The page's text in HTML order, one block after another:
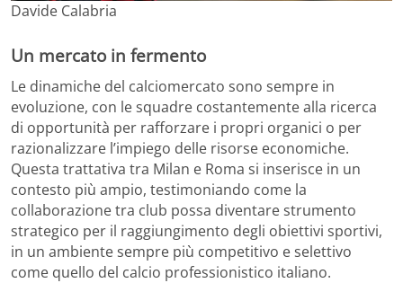
Davide Calabria
Un mercato in fermento
Le dinamiche del calciomercato sono sempre in
evoluzione, con le squadre costantemente alla ricerca
di opportunità per rafforzare i propri organici o per
razionalizzare l’impiego delle risorse economiche.
Questa trattativa tra Milan e Roma si inserisce in un
contesto più ampio, testimoniando come la
collaborazione tra club possa diventare strumento
strategico per il raggiungimento degli obiettivi sportivi,
in un ambiente sempre più competitivo e selettivo
come quello del calcio professionistico italiano.